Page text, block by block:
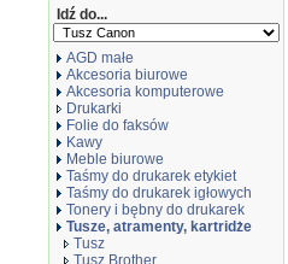
Idź do...
AGD małe
Akcesoria biurowe
Akcesoria komputerowe
Drukarki
Folie do faksów
Kawy
Meble biurowe
Taśmy do drukarek etykiet
Taśmy do drukarek igłowych
Tonery i bębny do drukarek
Tusze, atramenty, kartridże
Tusz
Tusz Brother